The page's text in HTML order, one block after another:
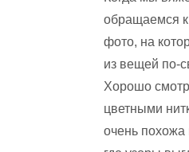
обращаемся
фото, на
из вещей по-
Хорошо
цветными
очень